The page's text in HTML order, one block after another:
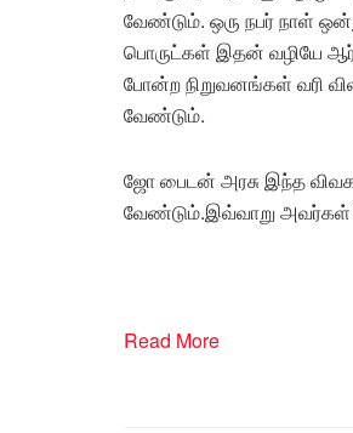
வேண்டும். ஒரு நபர் நாள்
பொருட்கள் இதன் வழியே
போன்ற நிறுவனங்கள் வரி
வேண்டும்.
ஜோ பைடன் அரசு இந்த
வேண்டும்.இவ்வாறு அவர்கள்
Read More